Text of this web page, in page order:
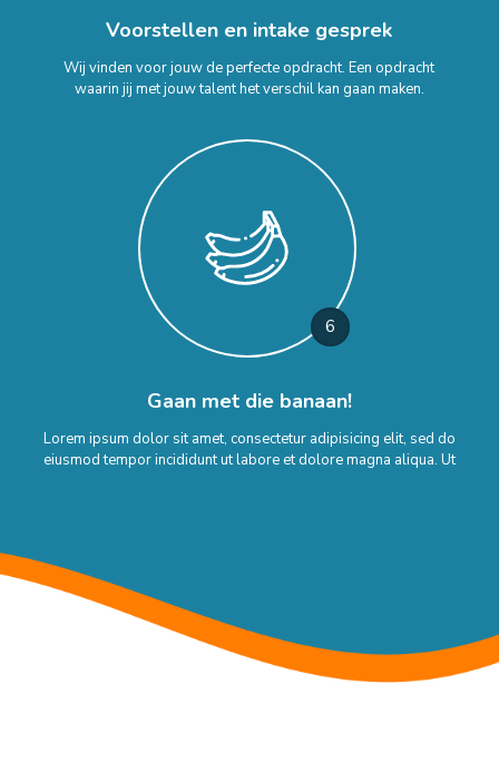
Voorstellen en intake gesprek
Wij vinden voor jouw de perfecte opdracht. Een opdracht
waarin jij met jouw talent het verschil kan gaan maken.
6
Gaan met die banaan!
Lorem ipsum dolor sit amet, consectetur adipisicing elit, sed do
eiusmod tempor incididunt ut labore et dolore magna aliqua. Ut